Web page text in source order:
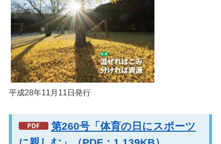
平成28年11月11日発行
第260号「体育の日にスポーツ